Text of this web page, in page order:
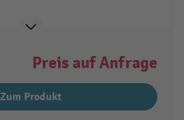
Preis auf Anfrage
Zum Produkt